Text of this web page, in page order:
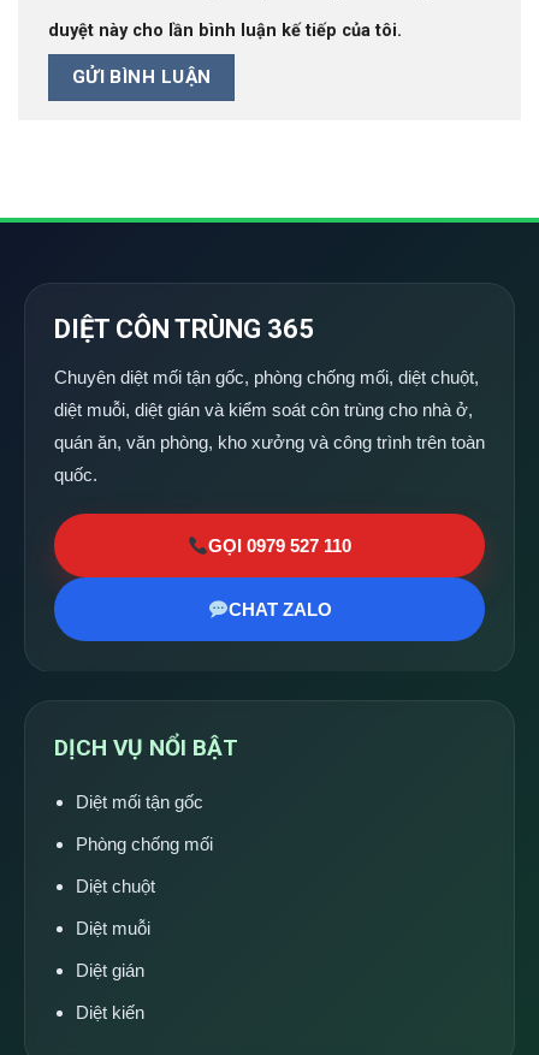
duyệt này cho lần bình luận kế tiếp của tôi.
DIỆT CÔN TRÙNG 365
Chuyên diệt mối tận gốc, phòng chống mối, diệt chuột,
diệt muỗi, diệt gián và kiểm soát côn trùng cho nhà ở,
quán ăn, văn phòng, kho xưởng và công trình trên toàn
quốc.
GỌI 0979 527 110
CHAT ZALO
DỊCH VỤ NỔI BẬT
Diệt mối tận gốc
Phòng chống mối
Diệt chuột
Diệt muỗi
Diệt gián
Diệt kiến